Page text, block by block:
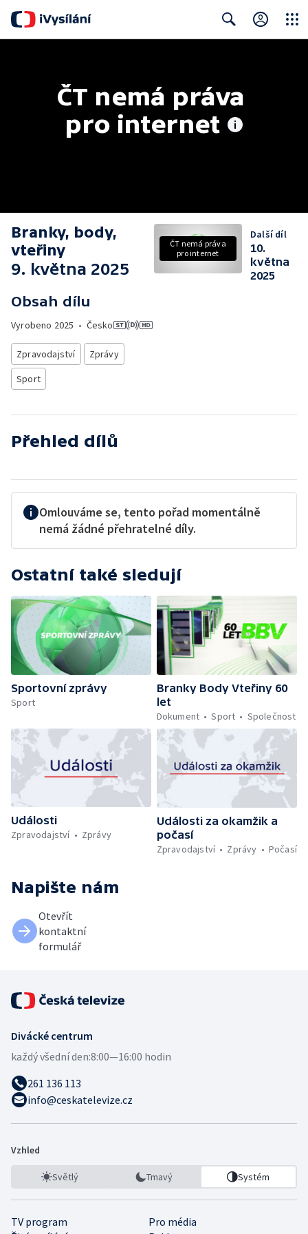
ČT nemá práva
pro internet
Branky, body,
vteřiny
9. května 2025
Obsah dílu
Vyrobeno 2025 • Česko
Zpravodajství
Zprávy
Sport
ČT nemá práva
pro internet
Další díl
10.
května
2025
Přehled dílů
Omlouváme se, tento pořad momentálně
nemá žádné přehratelné díly.
Ostatní také sledují
Sportovní zprávy
Sport
Branky Body Vteřiny 60
let
Dokument
Sport Společnost
Události
Zpravodajství
Zprávy
Události za okamžik a
počasí
Zpravodajství
Zprávy Počasí
Napište nám
Otevřít
kontaktní
formulář
Divácké centrum
každý všední den:8:00—16:00 hodin
261 136 113
info@ceskatelevize.cz
Vzhled
Světlý Tmavý Systém
TV program
Pro média